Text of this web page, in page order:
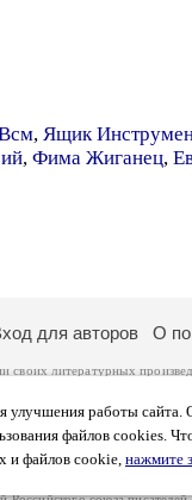
, Ящик
, Фима Жиганец,
работы сайта.
файлов cookies.
и файлов cookie, нажмите
для авторов О
своих литературных
произведений возможна
на основании
также можете посмотреть
в общей сумме
количество просмотров